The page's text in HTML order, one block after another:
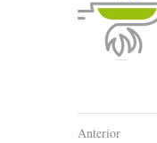
Anterior